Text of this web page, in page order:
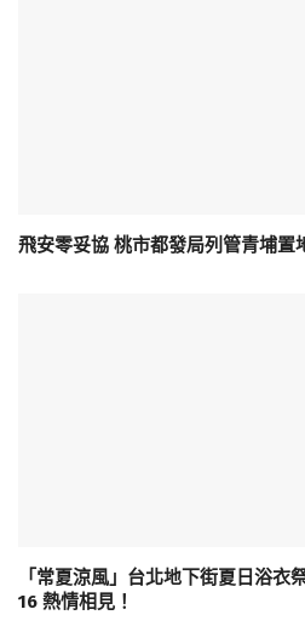
飛安零妥協 桃市都發局列管青埔置
「常夏涼風」台北地下街夏日浴衣
16 熱情相見！